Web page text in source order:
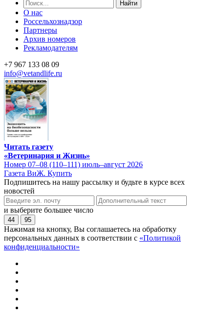
Найти
О нас
Россельхознадзор
Партнеры
Архив номеров
Рекламодателям
+7 967 133 08 09
info@vetandlife.ru
Читать газету
«Ветеринария и Жизнь»
Номер 07–08 (110–111) июль–август 2026
Газета ВиЖ. Купить
Подпишитесь на нашу рассылку и будьте в курсе всех
новостей
и выберите большее число
44 95
Нажимая на кнопку, Вы соглашаетесь на обработку
персональных данных в соответствии с «Политикой
конфиденциальности»